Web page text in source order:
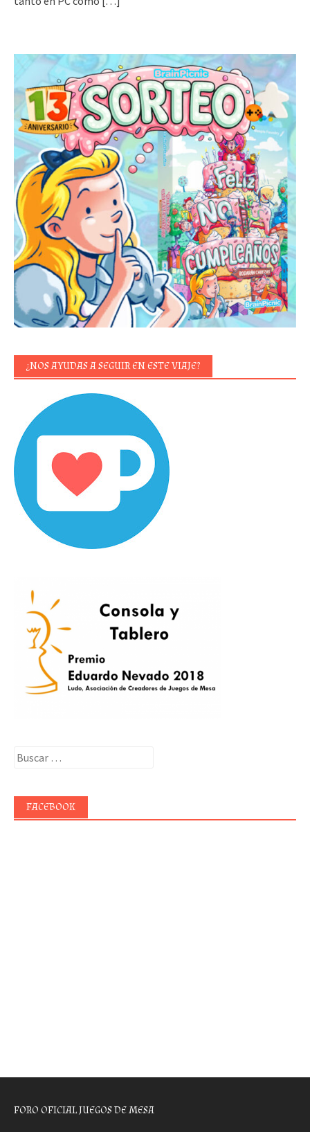
¿NOS AYUDAS A SEGUIR EN ESTE VIAJE?
Buscar:
FACEBOOK
FORO OFICIAL JUEGOS DE MESA